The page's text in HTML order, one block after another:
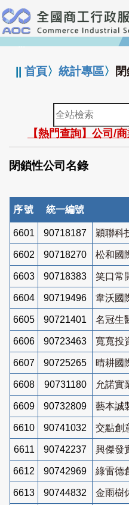
跳
到
主
要
:::
||首頁〉統計專區〉
全
站
檢
索
【熱門查詢】公司/
閉鎖性公司名錄
序號 統一編號
6601 90718187 穎聯科
6602 90718270 松和國
6603 90718383 笑口常
6604 90719496 韋沃國
6605 90721401 名冠生
6606 90723463 寬寬投
6607 90725265 晴耕國
6608 90731180 允諾實
6609 90732809 藝本誠
6610 90741032 交點創
6611 90742237 興傑發
6612 90742969 綠雷德
6613 90744832 金雨樹